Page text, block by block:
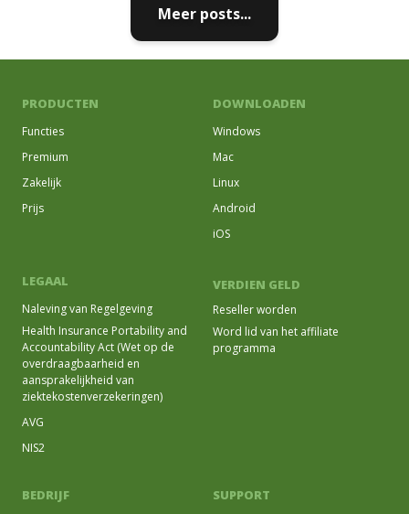
Meer posts...
PRODUCTEN
Functies
Premium
Zakelijk
Prijs
DOWNLOADEN
Windows
Mac
Linux
Android
iOS
LEGAAL
Naleving van Regelgeving
Health Insurance Portability and
Accountability Act (Wet op de
overdraagbaarheid en
aansprakelijkheid van
ziektekostenverzekeringen)
AVG
NIS2
VERDIEN GELD
Reseller worden
Word lid van het affiliate
programma
BEDRIJF SUPPORT